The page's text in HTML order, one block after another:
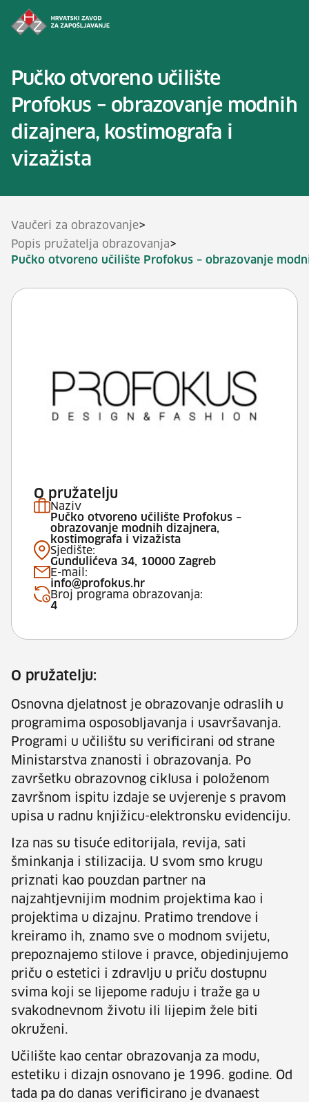
Pučko otvoreno učilište
Profokus – obrazovanje modnih
dizajnera, kostimografa i
vizažista
Vaučeri za obrazovanje>
Popis pružatelja obrazovanja>
Pučko otvoreno učilište Profokus – obrazovanje
O pružatelju
Naziv
Pučko otvoreno učilište Profokus –
obrazovanje modnih dizajnera,
kostimografa i vizažista
Sjedište:
Gundulićeva 34, 10000 Zagreb
E-mail:
info@profokus.hr
Broj programa obrazovanja:
4
O pružatelju:
Osnovna djelatnost je obrazovanje odraslih u
programima osposobljavanja i usavršavanja.
Programi u učilištu su verificirani od strane
Ministarstva znanosti i obrazovanja. Po
završetku obrazovnog ciklusa i položenom
završnom ispitu izdaje se uvjerenje s pravom
upisa u radnu knjižicu-elektronsku evidenciju.
Iza nas su tisuće editorijala, revija, sati
šminkanja i stilizacija. U svom smo krugu
priznati kao pouzdan partner na
najzahtjevnijim modnim projektima kao i
projektima u dizajnu. Pratimo trendove i
kreiramo ih, znamo sve o modnom svijetu,
prepoznajemo stilove i pravce, objedinjujemo
priču o estetici i zdravlju u priču dostupnu
svima koji se lijepome raduju i traže ga u
svakodnevnom životu ili lijepim žele biti
okruženi.
Učilište kao centar obrazovanja za modu,
estetiku i dizajn osnovano je 1996. godine. Od
tada pa do danas verificirano je dvanaest